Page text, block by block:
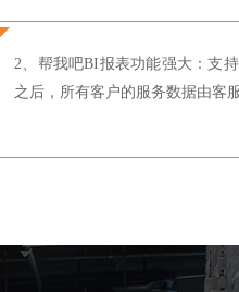
2、帮我吧BI报表功能强大：支
之后，所有客户的服务数据由客